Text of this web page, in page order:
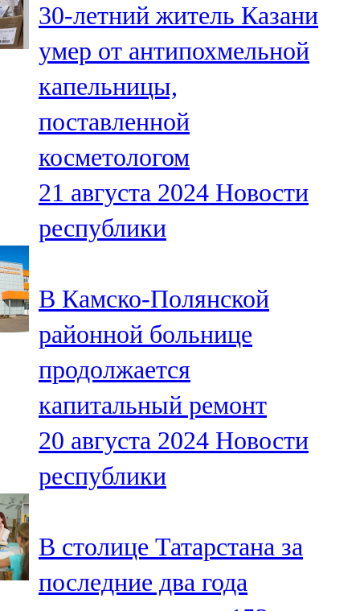
Түбән Кама
102,6 FM
Чирмешән
107,7 FM
Чистай
103,0 FM
Чүпрәле
Шәмәрдән
102,3 FM
Яңа чишмә
107,0 FM
Яр Чаллы
105,5 FM
30-летний житель Казани
умер от антипохмельной
капельницы,
поставленной
косметологом
21 августа 2024 Новости
республики
В Камско-Полянской
районной больнице
продолжается
капитальный ремонт
20 августа 2024 Новости
республики
В столице Татарстана за
последние два года